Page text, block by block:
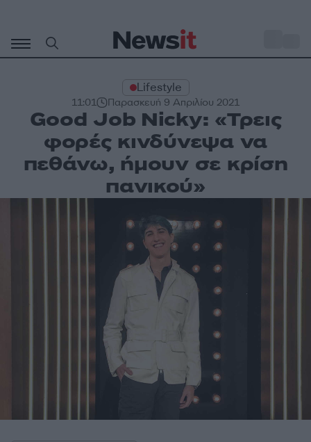
περιεχόμενο
Lifestyle
11:01 Παρασκευή 9 Απριλίου 2021
Good Job Nicky: «Τρεις
φορές κινδύνεψα να
πεθάνω, ήμουν σε κρίση
πανικού»